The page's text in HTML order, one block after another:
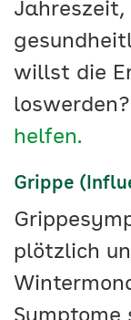
Jahreszeit,
willst die
loswerden?
helfen.
Grippe
plötzlich